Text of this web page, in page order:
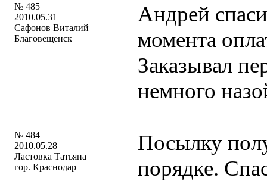
№ 485
2010.05.31
Сафонов Виталий
Благовещенск
Андрей
момента
Заказывал
немного
№ 484
2010.05.28
Ластовка Татьяна
гор. Краснодар
Посылку
порядке.